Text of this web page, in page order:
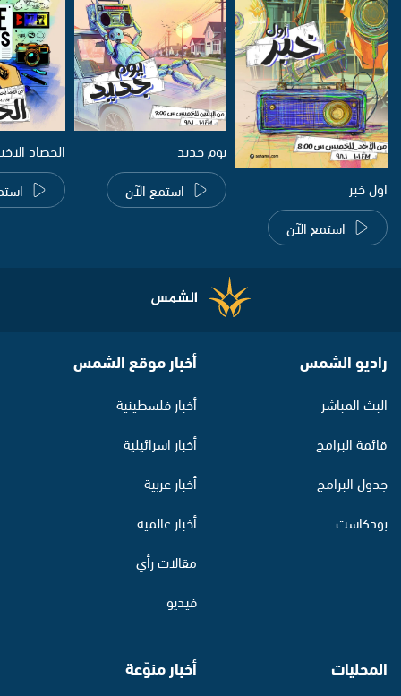
اول خبر
استمع الآن
يوم جديد
استمع الآن
الحصاد
راديو الشمس
البث المباشر
قائمة البرامج
جدول البرامج
بودكاست
أخبار موقع الشمس
أخبار فلسطينية
أخبار اسرائيلية
أخبار عربية
أخبار عالمية
مقالات رأي
فيديو
المحليات أخبار منوّعة